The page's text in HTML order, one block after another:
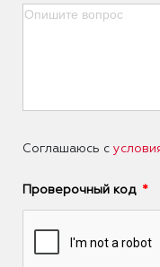
Соглашаюсь с
Проверочный код